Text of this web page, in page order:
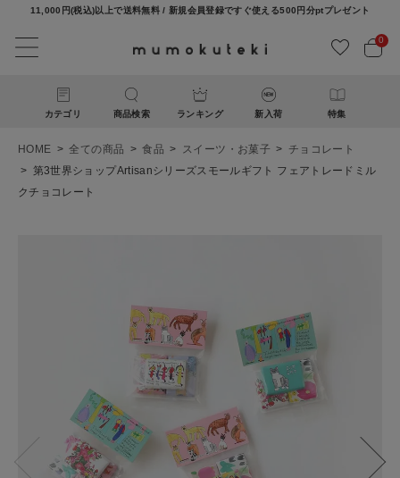
11,000円(税込)以上で送料無料 / 新規会員登録ですぐ使える500円分ptプレゼント
0
カテゴリ 商品検索 ランキング 新入荷 特集
新規会員登録
HOME 全ての商品 食品 スイーツ・お菓子
チョコレート
第3世界ショップArtisanシリーズスモールギフト フェアトレードミル
クチョコレート